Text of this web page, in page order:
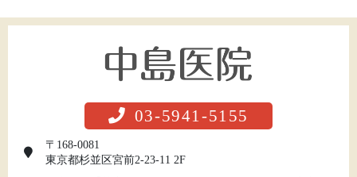
03-5941-5155
〒168-0081
東京都杉並区宮前2-23-11 2F